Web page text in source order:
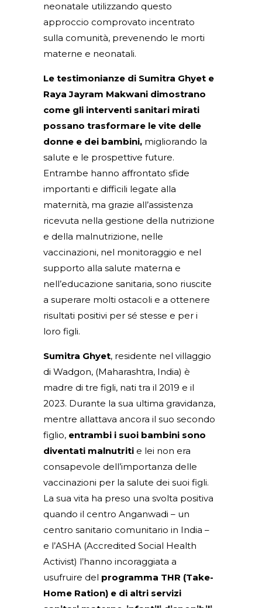
neonatale utilizzando questo
approccio comprovato incentrato
sulla comunità, prevenendo le morti
materne e neonatali.
Le testimonianze di Sumitra Ghyet e
Raya Jayram Makwani dimostrano
come gli interventi sanitari mirati
possano trasformare le vite delle
donne e dei bambini, migliorando la
salute e le prospettive future.
Entrambe hanno affrontato sfide
importanti e difficili legate alla
maternità, ma grazie all’assistenza
ricevuta nella gestione della nutrizione
e della malnutrizione, nelle
vaccinazioni, nel monitoraggio e nel
supporto alla salute materna e
nell’educazione sanitaria, sono riuscite
a superare molti ostacoli e a ottenere
risultati positivi per sé stesse e per i
loro figli.
Sumitra Ghyet, residente nel villaggio
di Wadgon, (Maharashtra, India) è
madre di tre figli, nati tra il 2019 e il
2023. Durante la sua ultima gravidanza,
mentre allattava ancora il suo secondo
figlio, entrambi i suoi bambini sono
diventati malnutriti e lei non era
consapevole dell’importanza delle
vaccinazioni per la salute dei suoi figli.
La sua vita ha preso una svolta positiva
quando il centro Anganwadi – un
centro sanitario comunitario in India –
e l’ASHA (Accredited Social Health
Activist) l’hanno incoraggiata a
usufruire del programma THR (Take-
Home Ration) e di altri servizi